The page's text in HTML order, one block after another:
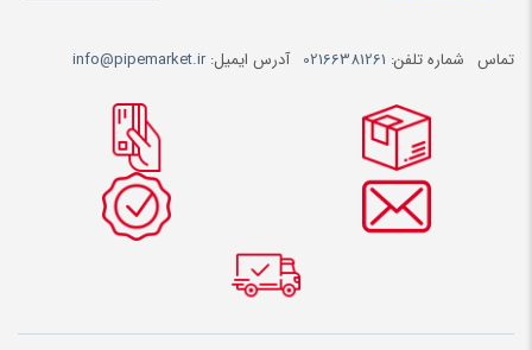
تماس شماره تلفن: 02166381261 آدرس ایمیل:info@pipemarket.ir